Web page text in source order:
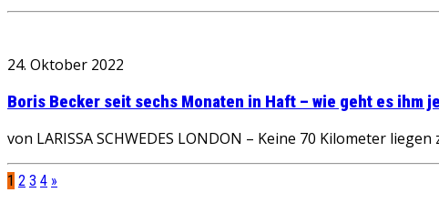
24. Oktober 2022
Boris Becker seit sechs Monaten in Haft – wie geht es ihm
von LARISSA SCHWEDES LONDON – Keine 70 Kilometer
1 2 3 4 »